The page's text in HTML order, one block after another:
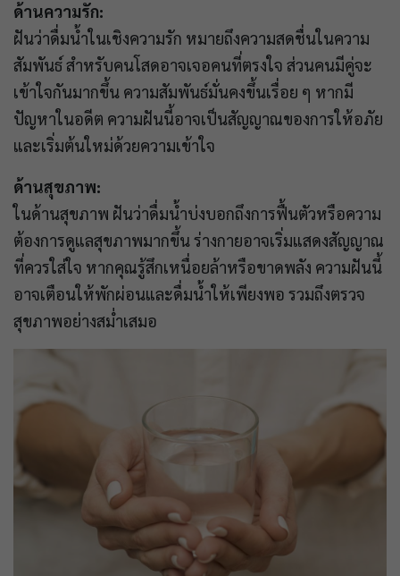
ด้านความรัก:
ฝันว่าดื่มน้ำในเชิงความรัก หมายถึงความสดชื่นในความ
สัมพันธ์ สำหรับคนโสดอาจเจอคนที่ตรงใจ ส่วนคนมีคู่จะ
เข้าใจกันมากขึ้น ความสัมพันธ์มั่นคงขึ้นเรื่อย ๆ หากมี
ปัญหาในอดีต ความฝันนี้อาจเป็นสัญญาณของการให้อภัย
และเริ่มต้นใหม่ด้วยความเข้าใจ
ด้านสุขภาพ:
ในด้านสุขภาพ ฝันว่าดื่มน้ำบ่งบอกถึงการฟื้นตัวหรือความ
ต้องการดูแลสุขภาพมากขึ้น ร่างกายอาจเริ่มแสดงสัญญาณ
ที่ควรใส่ใจ หากคุณรู้สึกเหนื่อยล้าหรือขาดพลัง ความฝันนี้
อาจเตือนให้พักผ่อนและดื่มน้ำให้เพียงพอ รวมถึงตรวจ
สุขภาพอย่างสม่ำเสมอ